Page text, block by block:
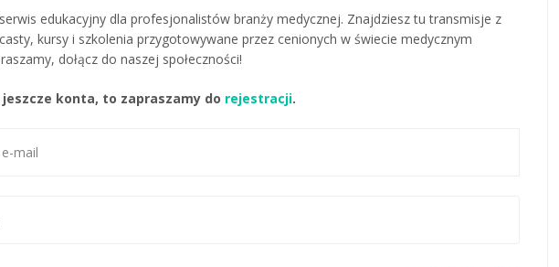
edukacyjny dla profesjonalistów branży medycznej. Znajdziesz tu transmisje z
kursy i szkolenia przygotowywane przez cenionych w świecie medycznym
dołącz do naszej społeczności!
jeszcze konta, to zapraszamy do rejestracji.